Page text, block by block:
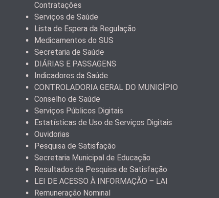
Contratações
Serviços de Saúde
Lista de Espera da Regulação
Medicamentos do SUS
Secretaria de Saúde
DIÁRIAS E PASSAGENS
Indicadores da Saúde
CONTROLADORIA GERAL DO MUNICÍPIO
Conselho de Saúde
Serviços Públicos Digitais
Estatísticas de Uso de Serviços Digitais
Ouvidorias
Pesquisa de Satisfação
Secretaria Municipal de Educação
Resultados da Pesquisa de Satisfação
LEI DE ACESSO À INFORMAÇÃO – LAI
Remuneração Nominal